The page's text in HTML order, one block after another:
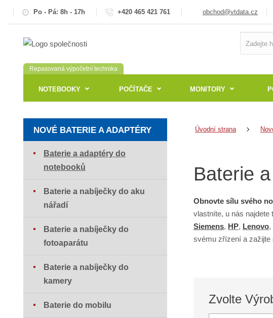
Po - Pá: 8h - 17h +420 465 421 761 obchod@vtdata.cz
Repasovaná výpočetní technika
NOTEBOOKY POČÍTAČE MONITORY
Úvodní strana
Baterie
Obnovte sílu svého
vlastníte, u nás
Siemens, HP, Lenovo,
svému zřízení a zažijte
Zvolte
NOVÉ BATERIE A ADAPTÉRY
Baterie a adaptéry do
notebooků
Baterie a nabíječky do aku
nářadí
Baterie a nabíječky do
fotoaparátu
Baterie a nabíječky do
kamery
Baterie do mobilu